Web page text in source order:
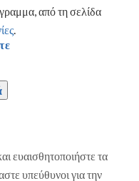
από τη σελίδα
.
ευαισθητοποιήστε τα
υπεύθυνοι για την